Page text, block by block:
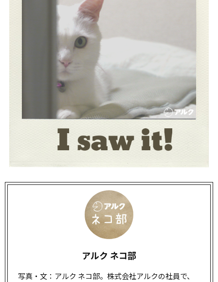
アルク ネコ部
写真・文：アルク ネコ部。株式会社アルクの社員で、